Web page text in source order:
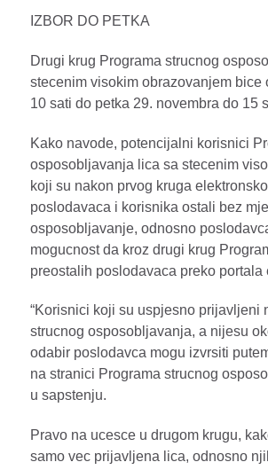
IZBOR DO PETKA
Drugi krug Programa strucnog
stecenim visokim obrazovanjem bice
10 sati do petka 29. novembra do 15
Kako navode, potencijalni korisnici
osposobljavanja lica sa stecenim
koji su nakon prvog kruga
poslodavaca i korisnika ostali bez
osposobljavanje, odnosno
mogucnost da kroz drugi krug
preostalih poslodavaca preko portala
“Korisnici koji su uspjesno prijavljeni
strucnog osposobljavanja, a nijesu
odabir poslodavca mogu izvrsiti
na stranici Programa strucnog
u sapstenju.
Pravo na ucesce u drugom krugu,
samo vec prijavljena lica, odnosno